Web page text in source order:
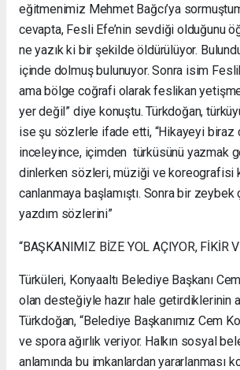
eğitmenimiz Mehmet Bağcı’ya
cevapta, Fesli Efe’nin sevdiği olduğunu
ne yazık ki bir şekilde öldürülüyor.
içinde dolmuş bulunuyor. Sonra isim
ama bölge coğrafi olarak feslikan
yer değil” diye konuştu. Türkdoğan,
ise şu sözlerle ifade etti, “Hikayeyi biraz
inceleyince, içimden türküsünü yazmak
dinlerken sözleri, müziği ve koreografisi
canlanmaya başlamıştı. Sonra bir
yazdım sözlerini”
“BAŞKANIMIZ BİZE YOL AÇIYOR, FİKİR
Türküleri, Konyaaltı Belediye Başkanı
olan desteğiyle hazır hale getirdiklerinin
Türkdoğan, “Belediye Başkanımız Cem
ve spora ağırlık veriyor. Halkın sosyal
anlamında bu imkanlardan yararlanması